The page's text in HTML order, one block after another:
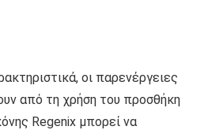
οι παρενέργειες
από τη χρήση του προσθήκη
Regenix μπορεί να